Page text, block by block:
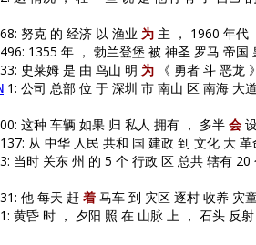
努克 的 经济 以 渔业 为 主 ， 1960 年代
496: 1355 年 ， 勃兰登堡 被 神圣 罗马 帝
史莱姆 是 由 鸟山 明 为 《 勇者 斗 恶龙
1: 公司 总部 位 于 深圳 市 南山 区 南海
这种 车辆 如果 归 私人 拥有 ， 多半 会
从 中华 人民 共和 国 建政 到 文化 大
3: 当时 关东 州 的 5 个 行政 区 总共 辖有
他 每天 赶 着 马车 到 灾区 逐村 收养 灾
1: 黄昏 时 ， 夕阳 照 在 山脉 上 ， 石头 反